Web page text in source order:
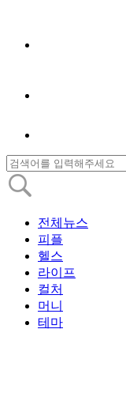
전체뉴스
피플
헬스
라이프
컬처
머니
테마